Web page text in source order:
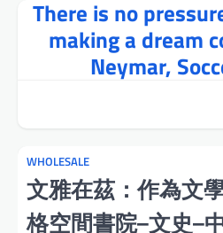
There is no
making a dream
Neymar,
WHOLESALE
文雅在茲：作為文
格空間書院–文史–